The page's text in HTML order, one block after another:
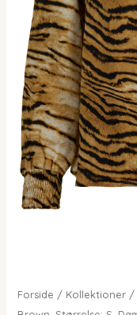
Forside / Kollektioner/